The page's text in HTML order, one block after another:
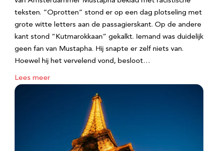
teksten. “Oprotten” stond er op een dag plotseling met
grote witte letters aan de passagierskant. Op de andere
kant stond “Kutmarokkaan” gekalkt. Iemand was duidelijk
geen fan van Mustapha. Hij snapte er zelf niets van.
Hoewel hij het vervelend vond, besloot…
Lees meer